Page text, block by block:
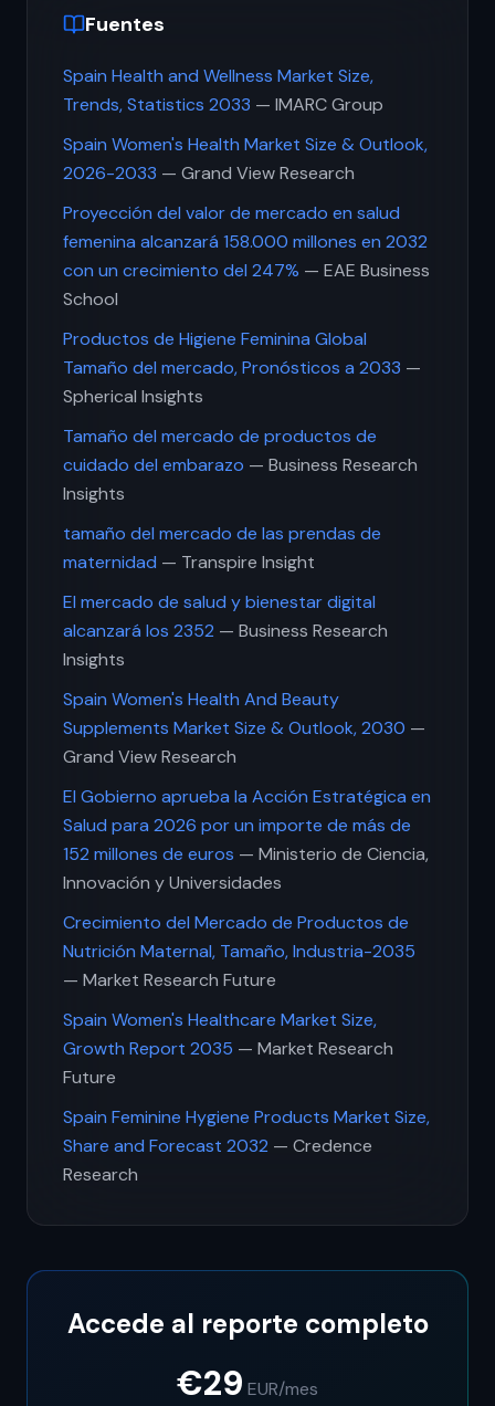
Fuentes
Spain Health and Wellness Market Size,
Trends, Statistics 2033 — IMARC Group
Spain Women's Health Market Size & Outlook,
2026-2033 — Grand View Research
Proyección del valor de mercado en salud
femenina alcanzará 158.000 millones en 2032
con un crecimiento del 247% — EAE Business
School
Productos de Higiene Feminina Global
Tamaño del mercado, Pronósticos a 2033 —
Spherical Insights
Tamaño del mercado de productos de
cuidado del embarazo — Business Research
Insights
tamaño del mercado de las prendas de
maternidad — Transpire Insight
El mercado de salud y bienestar digital
alcanzará los 2352 — Business Research
Insights
Spain Women's Health And Beauty
Supplements Market Size & Outlook, 2030 —
Grand View Research
El Gobierno aprueba la Acción Estratégica en
Salud para 2026 por un importe de más de
152 millones de euros — Ministerio de Ciencia,
Innovación y Universidades
Crecimiento del Mercado de Productos de
Nutrición Maternal, Tamaño, Industria-2035
— Market Research Future
Spain Women's Healthcare Market Size,
Growth Report 2035 — Market Research
Future
Spain Feminine Hygiene Products Market Size,
Share and Forecast 2032 — Credence
Research
Accede al reporte completo
€29 EUR/mes